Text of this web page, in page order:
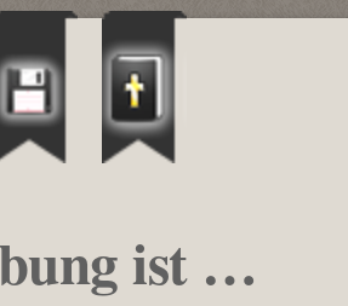
ist …